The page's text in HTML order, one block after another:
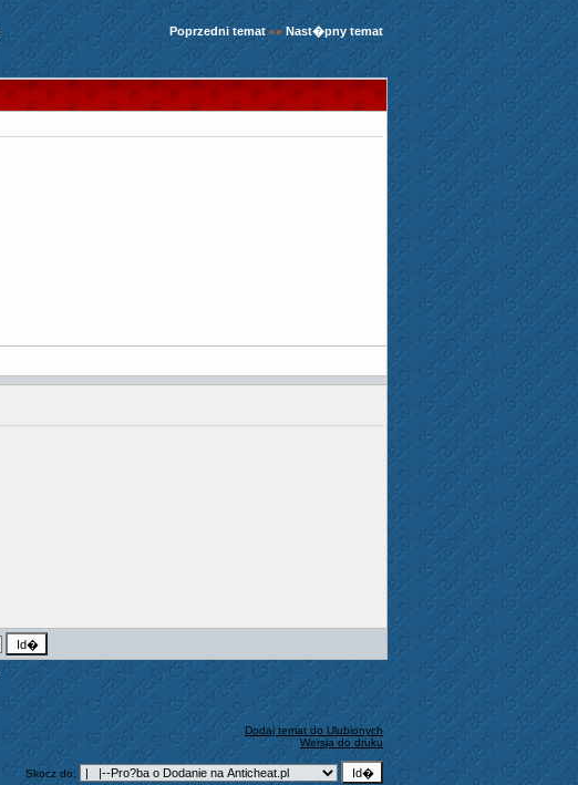
Poprzedni temat«» Nast�pny temat
Dodaj temat do Ulubionych
Wersja do druku
Skocz do: